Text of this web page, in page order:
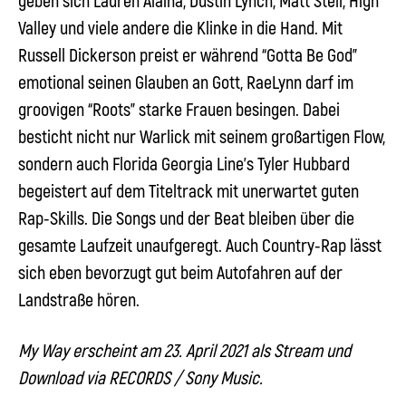
Valley und viele andere die Klinke in die Hand. Mit
Russell Dickerson preist er während “Gotta Be God”
emotional seinen Glauben an Gott, RaeLynn darf im
groovigen “Roots” starke Frauen besingen. Dabei
besticht nicht nur Warlick mit seinem großartigen Flow,
sondern auch Florida Georgia Line’s Tyler Hubbard
begeistert auf dem Titeltrack mit unerwartet guten
Rap-Skills. Die Songs und der Beat bleiben über die
gesamte Laufzeit unaufgeregt. Auch Country-Rap lässt
sich eben bevorzugt gut beim Autofahren auf der
Landstraße hören.
My Way erscheint am 23. April 2021 als Stream und
Download via RECORDS / Sony Music.